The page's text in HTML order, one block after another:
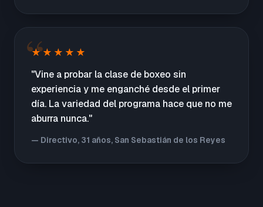
★★★★★
"Vine a probar la clase de boxeo sin
experiencia y me enganché desde el primer
día. La variedad del programa hace que no me
aburra nunca."
— Directivo, 31 años, San Sebastián de los Reyes